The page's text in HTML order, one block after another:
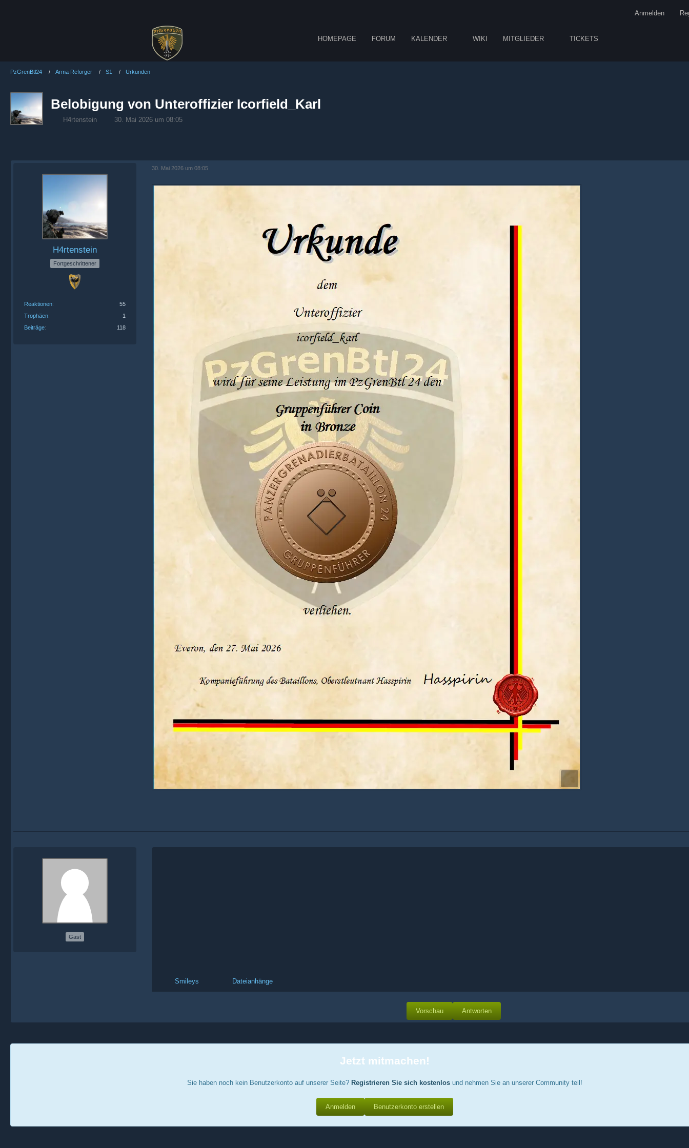
HOMEPAGE FORUM KALENDER WIKI MITGLIEDER TICKETS
Anmelden
PzGrenBtl24 Arma Reforger S1 Urkunden
Belobigung von Unteroffizier Icorfield_Karl
H4rtenstein 30. Mai 2026 um 08:05
H4rtenstein
Fortgeschrittener
Reaktionen
55
Trophäen
1
Beiträge
118
30. Mai 2026 um 08:05
Gast
Smileys Dateianhänge
Antworten
Vorschau
Jetzt mitmachen!
Sie haben noch kein Benutzerkonto auf unserer Seite? Registrieren Sie sich kostenlosund nehmen Sie an unserer Community teil!
Benutzerkonto erstellen
Anmelden